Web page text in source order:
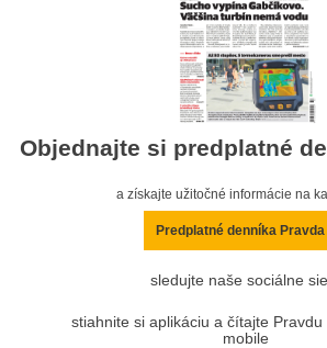
Objednajte si predplatné
a získajte užitočné informácie na
Predplatné denníka Pravda
sledujte naše sociálne
stiahnite si aplikáciu a čítajte
mobile